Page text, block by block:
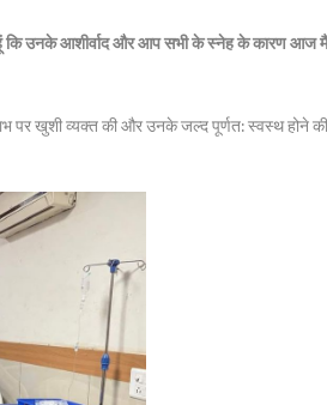
कि उनके आशीर्वाद और आप सभी के स्नेह के कारण
पर खुशी व्यक्त की और उनके जल्द पूर्णत: स्वस्थ होने